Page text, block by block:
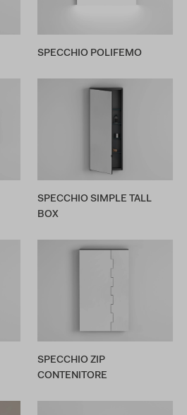
SPECCHIO POLIFEMO
SPECCHIO SIMPLE TALL
BOX
SPECCHIO ZIP
CONTENITORE